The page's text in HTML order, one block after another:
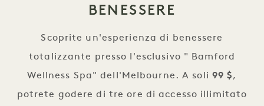
BENESSERE
Scoprite un'esperienza di benessere
totalizzante presso l'esclusivo " Bamford
Wellness Spa" dell'Melbourne. A soli 99 $,
potrete godere di tre ore di accesso illimitato